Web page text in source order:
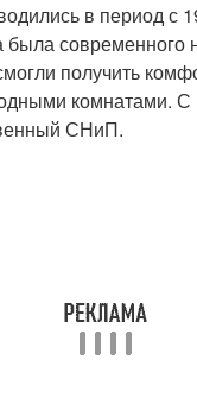
в период с
была современного
получить
комнатами. С
СНиП.